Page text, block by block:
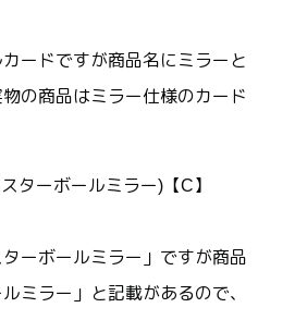
ードですが商品名にミラーと
の商品はミラー仕様のカード
ターボールミラー)【C】
ーボールミラー」ですが商品
ミラー」と記載があるので、